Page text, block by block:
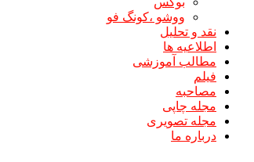
ووشو ،کونگ فو
نقد و تحلیل
اطلاعیه ها
مطالب آموزشی
فیلم
مصاحبه
مجله چاپی
مجله تصویری
درباره ما